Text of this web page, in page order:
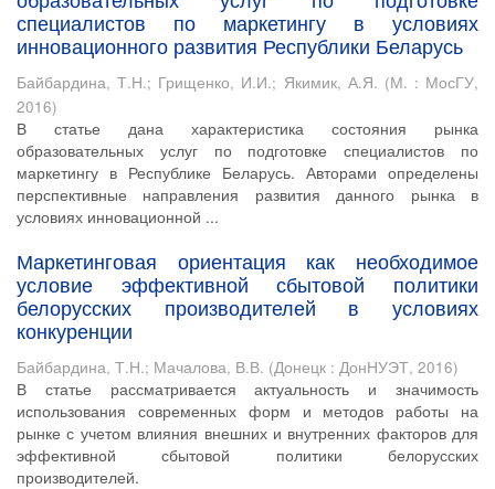
специалистов по маркетингу в условиях
инновационного развития Республики Беларусь
Байбардина, Т.Н.; Грищенко, И.И.; Якимик, А.Я. (М. : МосГУ,
2016)
В статье дана характеристика состояния рынка
образовательных услуг по подготовке специалистов по
маркетингу в Республике Беларусь. Авторами определены
перспективные направления развития данного рынка в
условиях инновационной ...
Маркетинговая ориентация как необходимое
условие эффективной сбытовой политики
белорусских производителей в условиях
конкуренции
Байбардина, Т.Н.; Мачалова, В.В. (Донецк : ДонНУЭТ, 2016)
В статье рассматривается актуальность и значимость
использования современных форм и методов работы на
рынке с учетом влияния внешних и внутренних факторов для
эффективной сбытовой политики белорусских
производителей.